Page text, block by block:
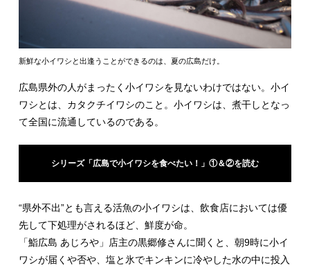
新鮮な小イワシと出逢うことができるのは、夏の広島だけ。
広島県外の人がまったく小イワシを見ないわけではない。小イ
ワシとは、カタクチイワシのこと。小イワシは、煮干しとなっ
て全国に流通しているのである。
シリーズ「広島で小イワシを食べたい！」①＆②を読む
“県外不出”とも言える活魚の小イワシは、飲食店においては優
先して下処理がされるほど、鮮度が命。
「鮨広島 あじろや」店主の黒郷修さんに聞くと、朝9時に小イ
ワシが届くや否や、塩と氷でキンキンに冷やした水の中に投入